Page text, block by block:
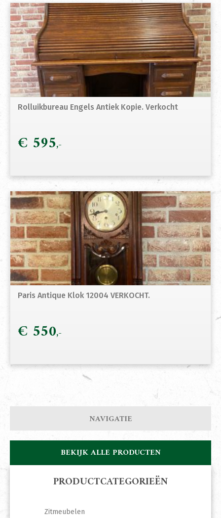
Rolluikbureau Engels Antiek Kopie. Verkocht
€ 595
Paris Antique Klok 12004 VERKOCHT.
€ 550
NAVIGATIE
BEKIJK ALLE PRODUCTEN
PRODUCTCATEGORIEËN
Zitmeubelen